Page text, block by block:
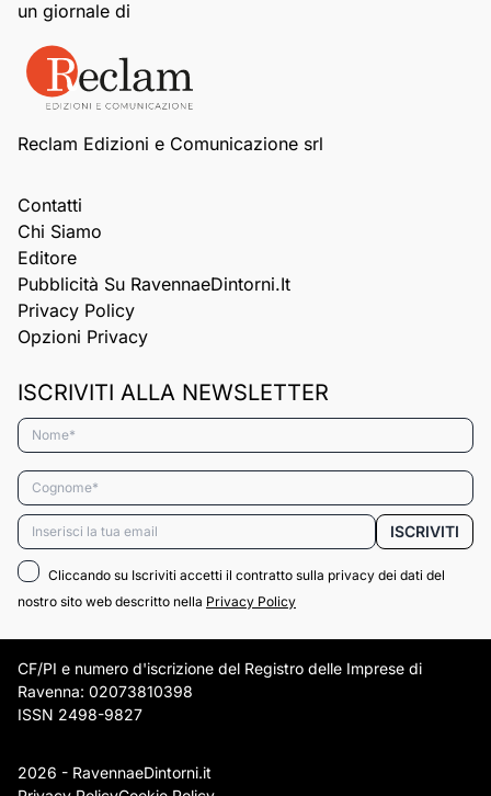
un giornale di
Reclam Edizioni e Comunicazione srl
Contatti
Chi Siamo
Editore
Pubblicità Su RavennaeDintorni.it
Privacy Policy
Opzioni Privacy
ISCRIVITI ALLA NEWSLETTER
Nome*
Cognome*
Email* ISCRIVITI
Cliccando su Iscriviti accetti il contratto sulla privacy dei dati del
nostro sito web descritto nella Privacy Policy
CF/PI e numero d'iscrizione del Registro delle Imprese di
Ravenna: 02073810398
ISSN 2498-9827
2026 - RavennaeDintorni.it